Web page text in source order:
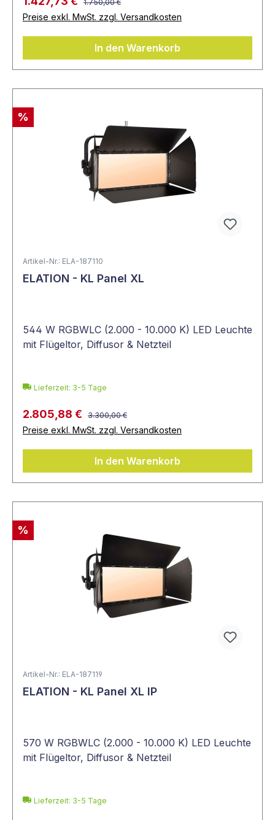
1.750,00 €
Preise exkl. MwSt. zzgl. Versandkosten
In den Warenkorb
%
Artikel-Nr.: ELA-187110
ELATION - KL Panel XL
544 W RGBWLC (2.000 - 10.000 K) LED Leuchte
mit Flügeltor, Diffusor & Netzteil
Lieferzeit: 3-5 Tage
2.805,88 € 3.300,00 €
Preise exkl. MwSt. zzgl. Versandkosten
In den Warenkorb
%
Artikel-Nr.: ELA-187119
ELATION - KL Panel XL IP
570 W RGBWLC (2.000 - 10.000 K) LED Leuchte
mit Flügeltor, Diffusor & Netzteil
Lieferzeit: 3-5 Tage